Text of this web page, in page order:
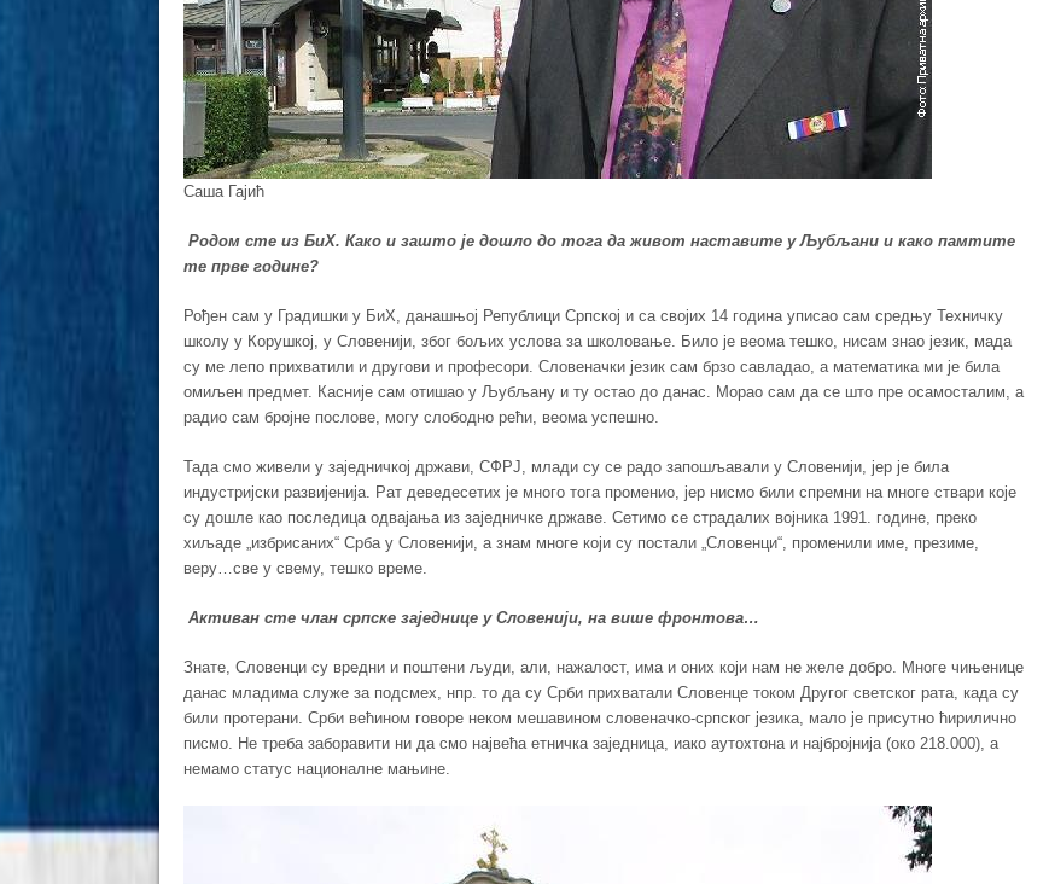
Саша Гајић
Родом сте из БиХ. Како и зашто је дошло до тога да живот наставите у Љубљани и како памтите
те прве године?
Рођен сам у Градишки у БиХ, данашњој Републици Српској и са својих 14 година уписао сам средњу Техничку
школу у Корушкој, у Словенији, због бољих услова за школовање. Било је веома тешко, нисам знао језик, мада
су ме лепо прихватили и другови и професори. Словеначки језик сам брзо савладао, а математика ми је била
омиљен предмет. Касније сам отишао у Љубљану и ту остао до данас. Морао сам да се што пре осамосталим, а
радио сам бројне послове, могу слободно рећи, веома успешно.
Тада смо живели у заједничкој држави, СФРЈ, млади су се радо запошљавали у Словенији, јер је била
индустријски развијенија. Рат деведесетих је много тога променио, јер нисмо били спремни на многе ствари које
су дошле као последица одвајања из заједничке државе. Сетимо се страдалих војника 1991. године, преко
хиљаде „избрисаних“ Срба у Словенији, а знам многе који су постали „Словенци“, променили име, презиме,
веру…све у свему, тешко време.
Активан сте члан српске заједнице у Словенији, на више фронтова…
Знате, Словенци су вредни и поштени људи, али, нажалост, има и оних који нам не желе добро. Многе чињенице
данас младима служе за подсмех, нпр. то да су Срби прихватали Словенце током Другог светског рата, када су
били протерани. Срби већином говоре неком мешавином словеначко-српског језика, мало је присутно ћирилично
писмо. Не треба заборавити ни да смо највећа етничка заједница, иако аутохтона и најбројнија (око 218.000), а
немамо статус националне мањине.